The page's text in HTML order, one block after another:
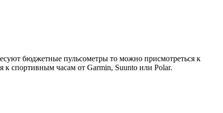
бюджетные пульсометры то можно присмотреться к
спортивным часам от Garmin, Suunto или Polar.